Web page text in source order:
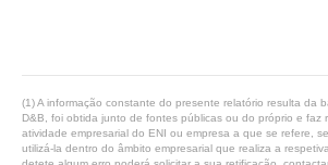
(1) A informação constante do presente relatório resulta da
D&B, foi obtida junto de fontes públicas ou do próprio e faz
atividade empresarial do ENI ou empresa a que se refere,
utilizá-la dentro do âmbito empresarial que realiza a